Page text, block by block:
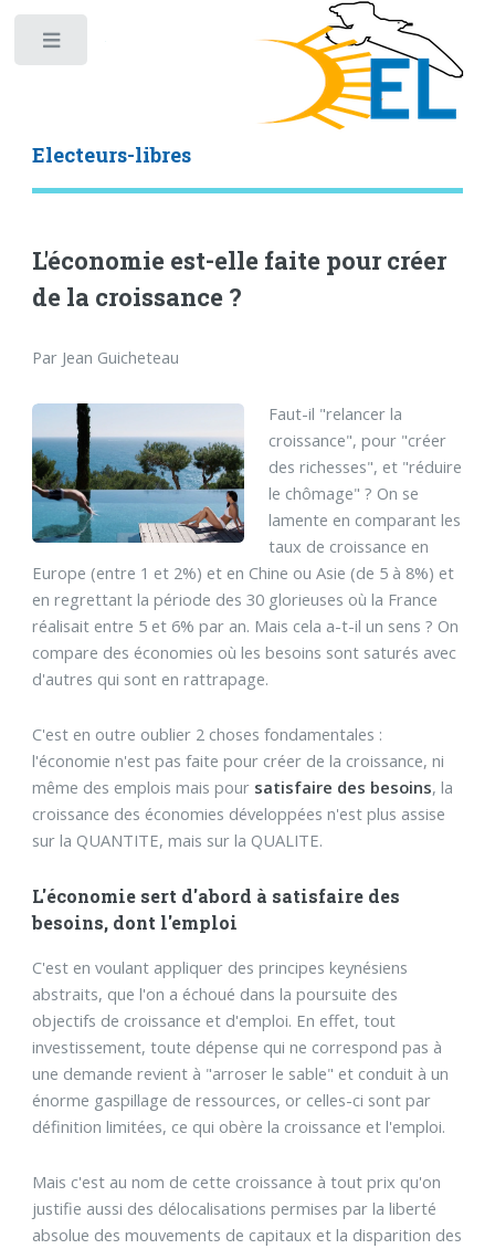
Electeurs-libres
L'économie est-elle faite pour créer
de la croissance ?
Par Jean Guicheteau
Faut-il "relancer la
croissance", pour "créer
des richesses", et "réduire
le chômage" ? On se
lamente en comparant les
taux de croissance en
Europe (entre 1 et 2%) et en Chine ou Asie (de 5 à 8%) et
en regrettant la période des 30 glorieuses où la France
réalisait entre 5 et 6% par an. Mais cela a-t-il un sens ? On
compare des économies où les besoins sont saturés avec
d'autres qui sont en rattrapage.
C'est en outre oublier 2 choses fondamentales :
l'économie n'est pas faite pour créer de la croissance, ni
même des emplois mais pour satisfaire des besoins, la
croissance des économies développées n'est plus assise
sur la QUANTITE, mais sur la QUALITE.
L'économie sert d'abord à satisfaire des
besoins, dont l'emploi
C'est en voulant appliquer des principes keynésiens
abstraits, que l'on a échoué dans la poursuite des
objectifs de croissance et d'emploi. En effet, tout
investissement, toute dépense qui ne correspond pas à
une demande revient à "arroser le sable" et conduit à un
énorme gaspillage de ressources, or celles-ci sont par
définition limitées, ce qui obère la croissance et l'emploi.
Mais c'est au nom de cette croissance à tout prix qu'on
justifie aussi des délocalisations permises par la liberté
absolue des mouvements de capitaux et la disparition des